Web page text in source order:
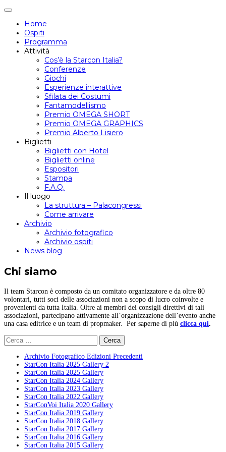
Attiva/disattiva
navigazione
Home
Ospiti
Programma
Attività
Cos’è la Starcon Italia?
Conferenze
Giochi
Esperienze interattive
Sfilata dei Costumi
Fantamodellismo
Premio OMEGA SHORT
Premio OMEGA GRAPHICS
Premio Alberto Lisiero
Biglietti
Biglietti con Hotel
Biglietti online
Espositori
Stampa
F.A.Q.
Il luogo
La struttura – Palacongressi
Come arrivare
Archivio
Archivio fotografico
Archivio ospiti
News blog
Chi siamo
Il team Starcon è composto da un comitato organizzatore e da oltre 80
volontari, tutti soci delle associazioni non a scopo di lucro coinvolte e
provenienti da tutta Italia. Oltre ai membri dei consigli direttivi di tali
associazioni, partecipano attivamente all’organizzazione dell’evento anche
una casa editrice e un team di propmaker. Per saperne di più clicca qui.
Ricerca
per:
Archivio Fotografico Edizioni Precedenti
StarCon Italia 2025 Gallery 2
StarCon Italia 2025 Gallery
StarCon Italia 2024 Gallery
StarCon Italia 2023 Gallery
StarCon Italia 2022 Gallery
StarConVoi Italia 2020 Gallery
StarCon Italia 2019 Gallery
StarCon Italia 2018 Gallery
StarCon Italia 2017 Gallery
StarCon Italia 2016 Gallery
StarCon Italia 2015 Gallery